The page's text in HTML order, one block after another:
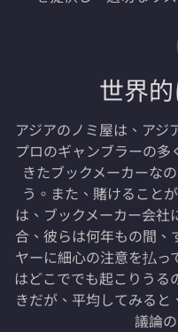
世界
アジアのノミ屋は、アジ
プロのギャンブラーの
きたブックメーカーな
う。また、賭けること
は、ブックメーカー会
合、彼らは何年もの間、
ヤーに細心の注意を払っ
はどこででも起こりうる
きだが、平均してみる
議論